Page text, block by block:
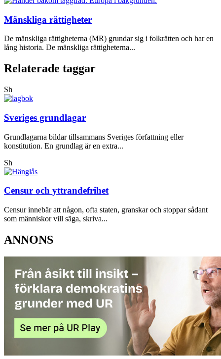
Mänskliga rättigheter
De mänskliga rättigheterna (MR) grundar sig i folkrätten och har en
lång historia. De mänskliga rättigheterna...
Relaterade taggar
Sh
Sveriges grundlagar
Grundlagarna bildar tillsammans Sveriges författning eller
konstitution. En grundlag är en extra...
Sh
Censur och yttrandefrihet
Censur innebär att någon, ofta staten, granskar och stoppar sådant
som människor vill säga, skriva...
ANNONS